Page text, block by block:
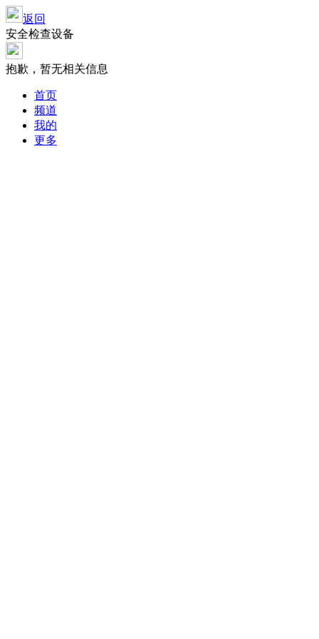
返回
安全检查设备
抱歉，暂无相关信息
首页
频道
我的
更多